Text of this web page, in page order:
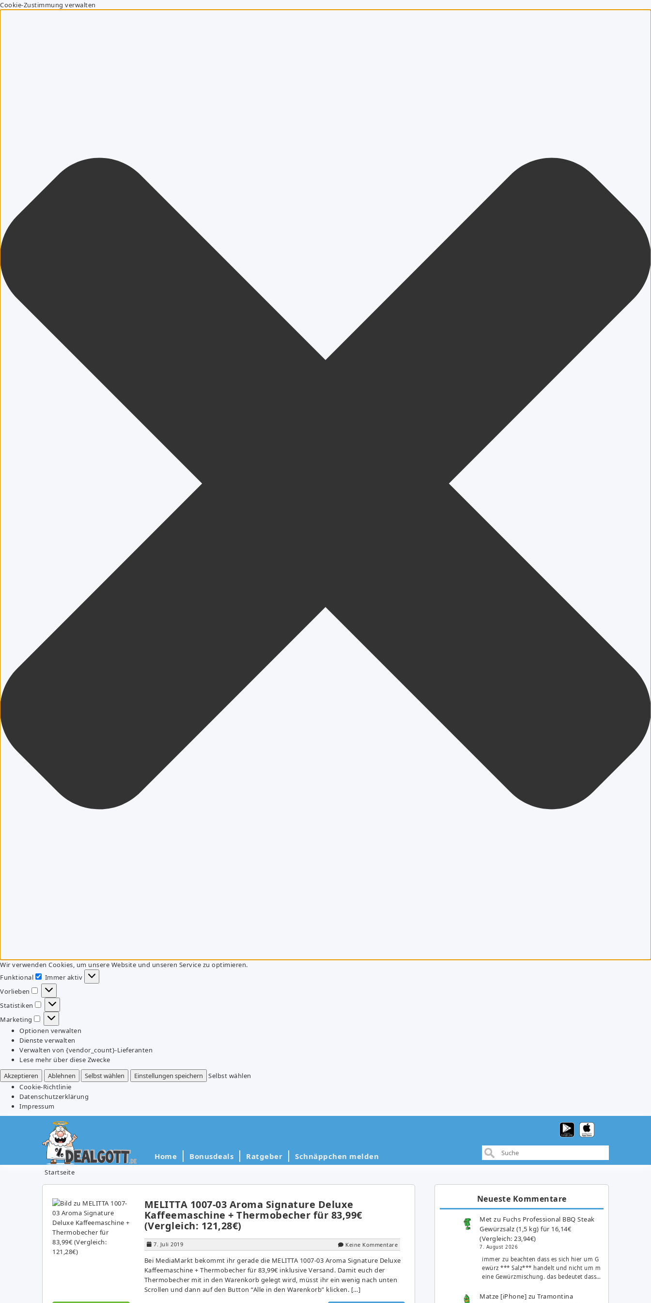
Cookie-Zustimmung verwalten
Wir verwenden Cookies, um unsere Website und unseren Service zu optimieren.
Funktional
Funktional
Immer aktiv
Vorlieben
Vorlieben
Statistiken
Statistiken
Marketing
Marketing
Optionen verwalten
Dienste verwalten
Verwalten von {vendor_count}-Lieferanten
Lese mehr über diese Zwecke
Akzeptieren
Ablehnen Selbst wählen Einstellungen speichern
Selbst wählen
Cookie-Richtlinie
Datenschutzerklärung
Impressum
Home Bonusdeals Ratgeber Schnäppchen melden
Startseite
MELITTA 1007-03 Aroma Signature Deluxe
Kaffeemaschine + Thermobecher für 83,99€
(Vergleich: 121,28€)
7. Juli 2019 Keine Kommentare
Bei MediaMarkt bekommt ihr gerade die MELITTA 1007-03 Aroma Signature Deluxe
Kaffeemaschine + Thermobecher für 83,99€ inklusive Versand. Damit euch der
Thermobecher mit in den Warenkorb gelegt wird, müsst ihr ein wenig nach unten
Scrollen und dann auf den Button “Alle in den Warenkorb” klicken. […]
Neueste Kommentare
Met zu Fuchs Professional BBQ Steak
Gewürzsalz (1,5 kg) für 16,14€
(Vergleich: 23,94€)
7. August 2026
immer zu beachten dass es sich hier um G
ewürz *** Salz*** handelt und nicht um m
eine Gewürzmischung. das bedeutet dass…
Matze [iPhone] zuTramontina